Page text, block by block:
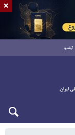
آرشیو
×